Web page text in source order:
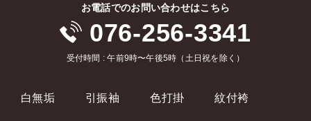
お電話でのお問い合わせはこちら
076-256-3341
受付時間 : 午前9時〜午後5時（土日祝を除く）
白無垢 引振袖 色打掛 紋付袴